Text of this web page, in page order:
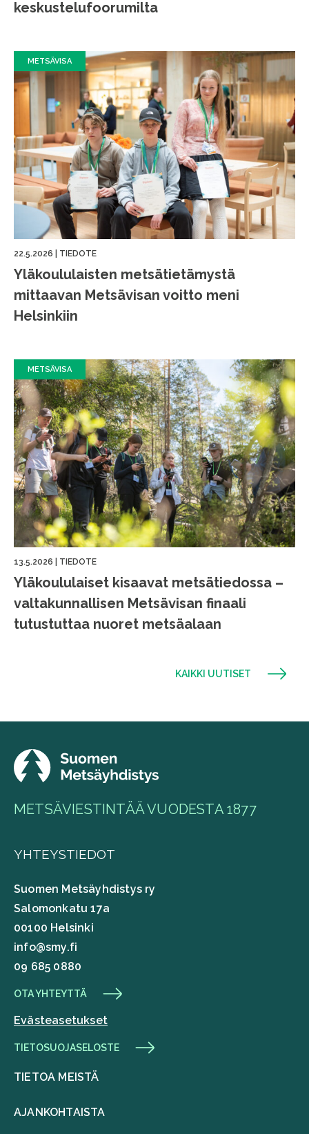
keskustelufoorumilta
METSÄVISA
22.5.2026 TIEDOTE
Yläkoululaisten metsätietämystä
mittaavan Metsävisan voitto meni
Helsinkiin
METSÄVISA
13.5.2026 TIEDOTE
Yläkoululaiset kisaavat metsätiedossa –
valtakunnallisen Metsävisan finaali
tutustuttaa nuoret metsäalaan
KAIKKI UUTISET
METSÄVIESTINTÄÄ VUODESTA 1877
YHTEYSTIEDOT
Suomen Metsäyhdistys ry
Salomonkatu 17a
00100 Helsinki
info@smy.fi
09 685 0880
OTA YHTEYTTÄ
Evästeasetukset
TIETOSUOJASELOSTE
TIETOA MEISTÄ
AJANKOHTAISTA